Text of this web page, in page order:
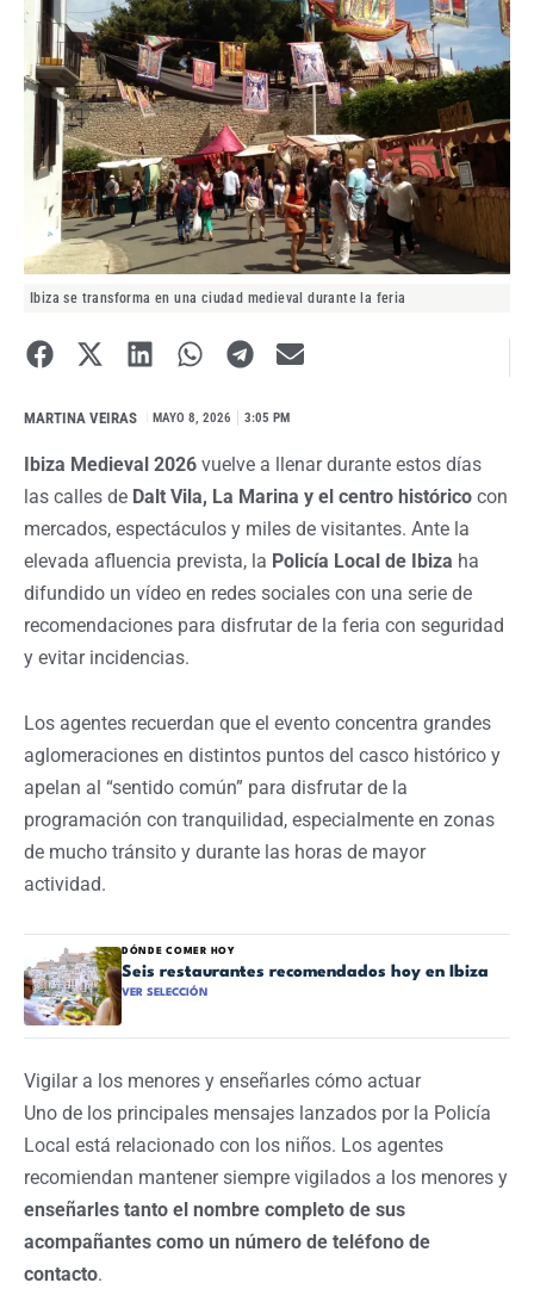
Ibiza se transforma en una ciudad medieval durante la feria
MARTINA VEIRAS MAYO 8, 2026 3:05 PM
Ibiza Medieval 2026 vuelve a llenar durante estos días
las calles de Dalt Vila, La Marina y el centro histórico con
mercados, espectáculos y miles de visitantes. Ante la
elevada afluencia prevista, la Policía Local de Ibiza ha
difundido un vídeo en redes sociales con una serie de
recomendaciones para disfrutar de la feria con seguridad
y evitar incidencias.
Los agentes recuerdan que el evento concentra grandes
aglomeraciones en distintos puntos del casco histórico y
apelan al “sentido común” para disfrutar de la
programación con tranquilidad, especialmente en zonas
de mucho tránsito y durante las horas de mayor
actividad.
DÓNDE COMER HOY
Seis restaurantes recomendados hoy en Ibiza
VER SELECCIÓN
Vigilar a los menores y enseñarles cómo actuar
Uno de los principales mensajes lanzados por la Policía
Local está relacionado con los niños. Los agentes
recomiendan mantener siempre vigilados a los menores y
enseñarles tanto el nombre completo de sus
acompañantes como un número de teléfono de
contacto.